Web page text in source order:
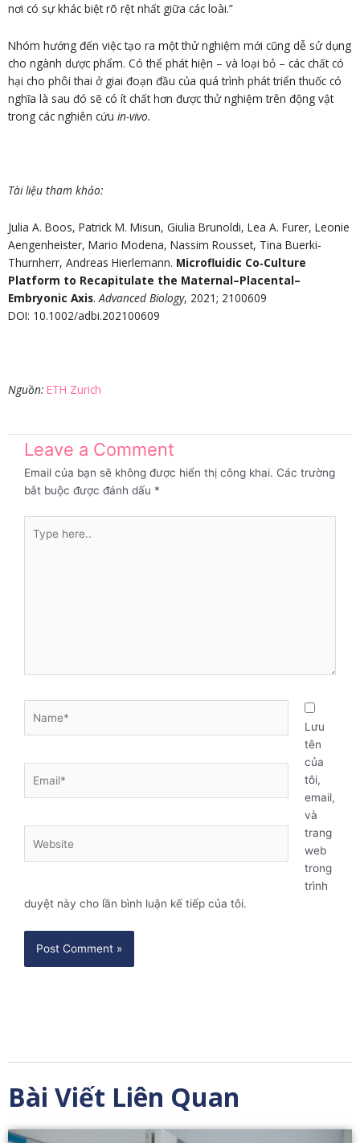
nơi có sự khác biệt rõ rệt nhất giữa các loài.”
Nhóm hướng đến việc tạo ra một thử nghiệm mới cũng dễ sử dụng
cho ngành dược phẩm. Có thể phát hiện – và loại bỏ – các chất có
hại cho phôi thai ở giai đoạn đầu của quá trình phát triển thuốc có
nghĩa là sau đó sẽ có ít chất hơn được thử nghiệm trên động vật
trong các nghiên cứu in-vivo.
Tài liệu tham khảo:
Julia A. Boos, Patrick M. Misun, Giulia Brunoldi, Lea A. Furer, Leonie
Aengenheister, Mario Modena, Nassim Rousset, Tina Buerki‐
Thurnherr, Andreas Hierlemann. Microfluidic Co‐Culture
Platform to Recapitulate the Maternal–Placental–
Embryonic Axis.Advanced Biology, 2021; 2100609
DOI: 10.1002/adbi.202100609
Nguồn: ETH Zurich
Leave a Comment
Email của bạn sẽ không được hiển thị công khai. Các trường
bắt buộc được đánh dấu *
here..
Lưu
tên
của
tôi,
email,
và
trang
web
trong
trình
duyệt này cho lần bình luận kế tiếp của tôi.
Bài Viết Liên Quan